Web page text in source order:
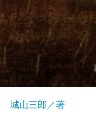
城山三郎／著